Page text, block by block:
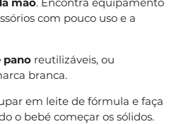
com pouco uso e a
pano reutilizáveis, ou
branca.
em leite de fórmula e faça
o bebé começar os sólidos.